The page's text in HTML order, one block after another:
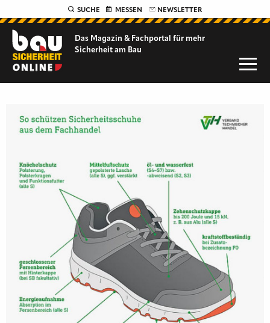
SUCHE MESSEN NEWSLETTER
Das Magazin & Fachportal für mehr
Sicherheit am Bau